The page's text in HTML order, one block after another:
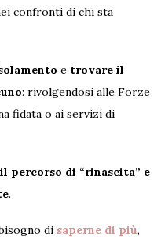
confronti di chi sta
e trovare il
: rivolgendosi alle Forze
fidata o ai servizi di
percorso di “rinascita” e
.
di saperne di più,